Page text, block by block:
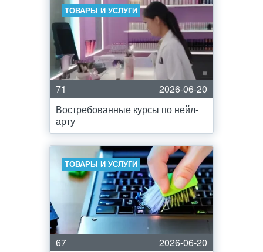
ТОВАРЫ И УСЛУГИ
71
2026-06-20
Востребованные курсы по нейл-
арту
ТОВАРЫ И УСЛУГИ
67
2026-06-20